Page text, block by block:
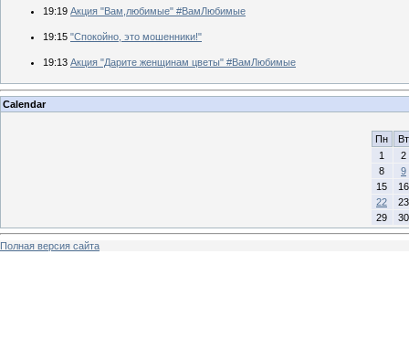
19:19 Акция "Вам,любимые" #ВамЛюбимые
19:15 "Спокойно, это мошенники!"
19:13 Акция "Дарите женщинам цветы" #ВамЛюбимые
Calendar
Пн
Вт
1
2
8
9
15
16
22
23
29
30
Полная версия сайта